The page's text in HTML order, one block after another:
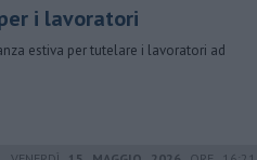
i lavoratori
estiva per tutelare i lavoratori ad